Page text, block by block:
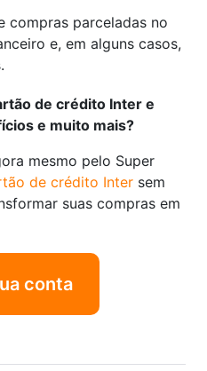
compras parceladas no
e, em alguns casos,
de crédito Inter e
e muito mais?
mesmo pelo Super
de crédito Inter sem
suas compras em
conta